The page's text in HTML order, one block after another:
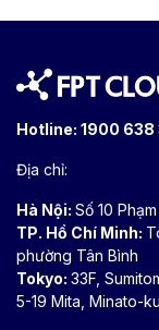
Hotline: 1900 638
Địa chỉ:
Hà Nội: Số 10
TP. Hồ Chí Minh:
phường Tân Bình
Tokyo: 33F,
5-19 Mita, Minato-ku